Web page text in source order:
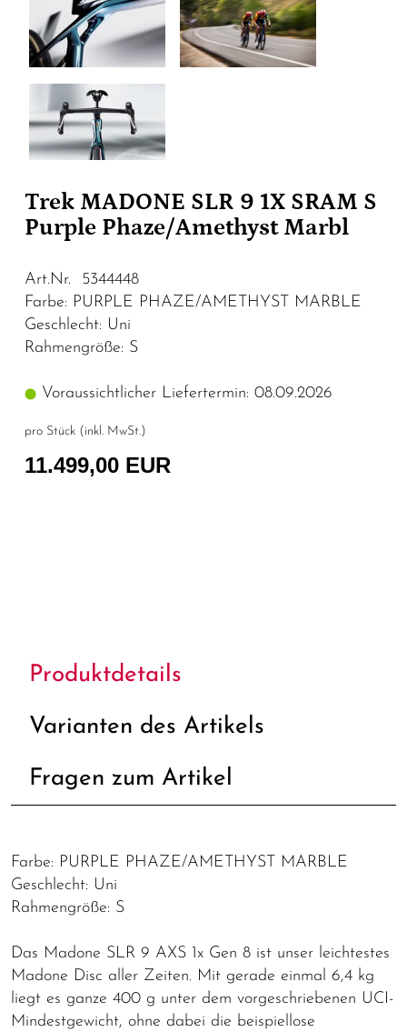
Trek MADONE SLR 9 1X SRAM S
Purple Phaze/Amethyst Marbl
Art.Nr. 5344448
Farbe: PURPLE PHAZE/AMETHYST MARBLE
Geschlecht: Uni
Rahmengröße: S
Voraussichtlicher Liefertermin: 08.09.2026
pro Stück (inkl. MwSt.)
11.499,00 EUR
Produktdetails
Varianten des Artikels
Fragen zum Artikel
Farbe: PURPLE PHAZE/AMETHYST MARBLE
Geschlecht: Uni
Rahmengröße: S
Das Madone SLR 9 AXS 1x Gen 8 ist unser leichtestes
Madone Disc aller Zeiten. Mit gerade einmal 6,4 kg
liegt es ganze 400 g unter dem vorgeschriebenen UCI-
Mindestgewicht, ohne dabei die beispiellose